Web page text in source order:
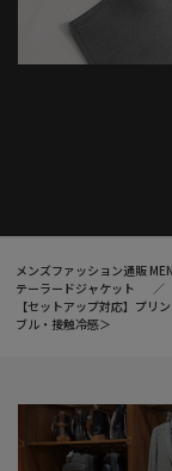
メンズファッション通販
テーラードジャケット
【セットアップ対応】プリ
ブル・接触冷感＞